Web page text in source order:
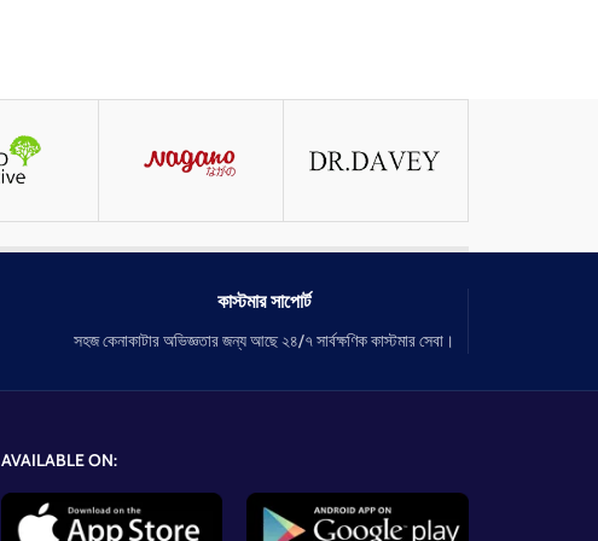
কাস্টমার সাপোর্ট
সহজ কেনাকাটার অভিজ্ঞতার জন্য আছে ২৪/৭ সার্বক্ষণিক কাস্টমার সেবা।
AVAILABLE ON: